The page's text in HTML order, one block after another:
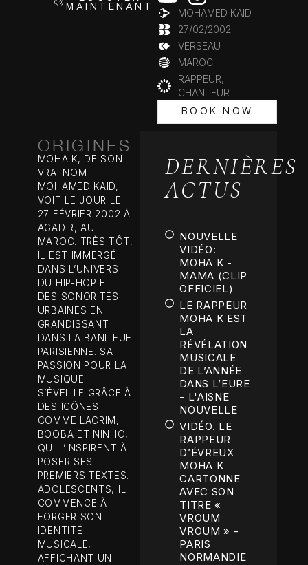
MAINTENANT
MOHAMED KAID
27/02/2002
VERSEAU
MAROC
RAPPEUR,
CHANTEUR
BOOK NOW
ORIGINES
MOHA K, DE SON
VRAI NOM
MOHAMED KAID,
VOIT LE JOUR LE
27 FÉVRIER 2002 À
AGADIR, AU
MAROC. TRÈS TÔT,
IL EST IMMERGÉ
DANS L’UNIVERS
DU HIP-HOP ET
DES SONORITÉS
URBAINES EN
GRANDISSANT
DANS LA BANLIEUE
PARISIENNE. SA
PASSION POUR LA
MUSIQUE
S’ÉVEILLE GRÂCE À
DES ICÔNES
COMME LACRIM,
BOOBA ET NINHO,
QUI L’INSPIRENT À
POSER SES
PREMIERS TEXTES.
ADOLESCENTS, IL
COMMENCE À
FORGER SON
IDENTITÉ
MUSICALE,
AFFICHANT UN
DERNIÈRES
ACTUS
NOUVELLE
VIDÉO:
MOHA K -
MAMA (CLIP
OFFICIEL)
LE RAPPEUR
MOHA K EST
LA
RÉVÉLATION
MUSICALE
DE L’ANNÉE
DANS L’EURE
- L'AISNE
NOUVELLE
VIDÉO. LE
RAPPEUR
D’ÉVREUX
MOHA K
CARTONNE
AVEC SON
TITRE «
VROUM
VROUM » -
PARIS
NORMANDIE